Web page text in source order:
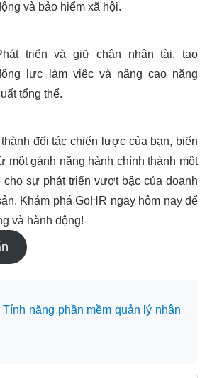
và bảo hiểm xã hội.
triển và giữ chân nhân tài, tạo
lực làm việc và nâng cao năng
tổng thể.
đối tác chiến lược của bạn, biến
một gánh nặng hành chính thành một
cho sự phát triển vượt bậc của doanh
Khám phá GoHR ngay hôm nay để
và hành động!
Tính năng phần mềm quản lý nhân